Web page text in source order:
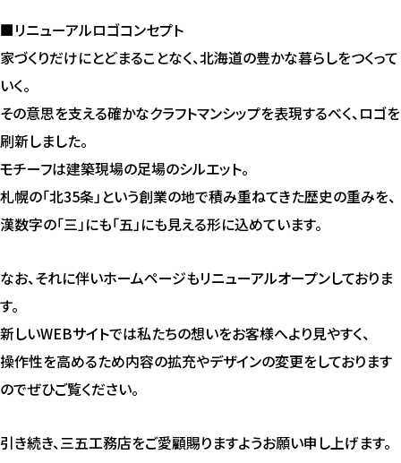
■リニューアルロゴコンセプト
家づくりだけにとどまることなく、北海道の豊かな暮らしをつくって
いく。
その意思を支える確かなクラフトマンシップを表現するべく、ロゴを
刷新しました。
モチーフは建築現場の足場のシルエット。
札幌の「北35条」という創業の地で積み重ねてきた歴史の重みを、
漢数字の「三」にも「五」にも見える形に込めています。
なお、それに伴いホームページもリニューアルオープンしておりま
す。
新しいWEBサイトでは私たちの想いをお客様へより見やすく、
操作性を高めるため内容の拡充やデザインの変更をしております
のでぜひご覧ください。
引き続き、三五工務店をご愛顧賜りますようお願い申し上げます。